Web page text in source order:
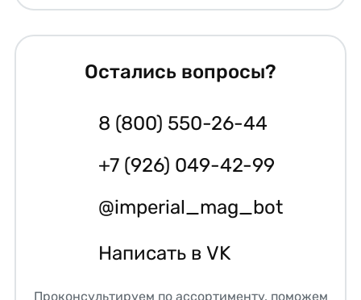
Остались вопросы?
8 (800) 550-26-44
+7 (926) 049-42-99
@imperial_mag_bot
Написать в VK
Проконсультируем по ассортименту, поможем